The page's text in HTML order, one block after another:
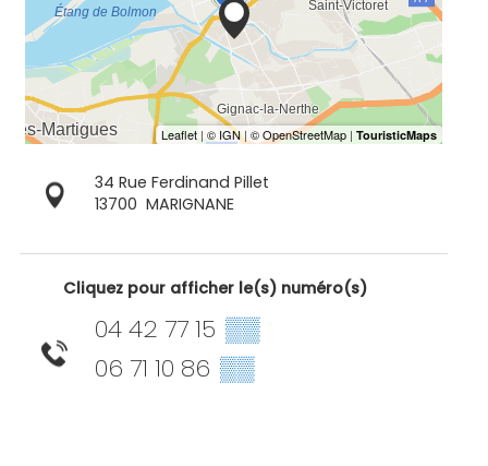
34 Rue Ferdinand Pillet
13700 MARIGNANE
Cliquez pour afficher le(s) numéro(s)
04 42 77 15 ▒▒
06 71 10 86 ▒▒